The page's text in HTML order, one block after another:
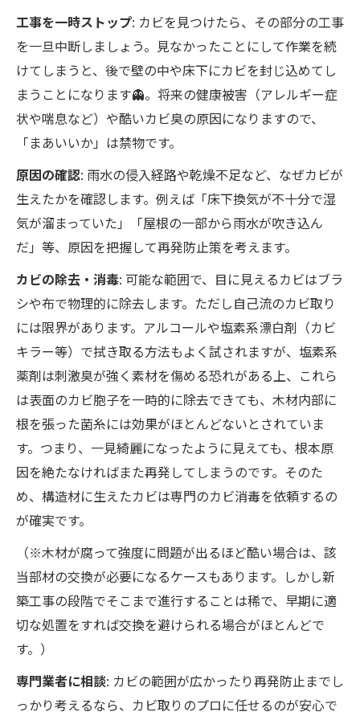
工事を一時ストップ: カビを見つけたら、その部分の工事
を一旦中断しましょう。見なかったことにして作業を続
けてしまうと、後で壁の中や床下にカビを封じ込めてし
まうことになります👻。将来の健康被害（アレルギー症
状や喘息など）や酷いカビ臭の原因になりますので、
「まあいいか」は禁物です。
原因の確認: 雨水の侵入経路や乾燥不足など、なぜカビが
生えたかを確認します。例えば「床下換気が不十分で湿
気が溜まっていた」「屋根の一部から雨水が吹き込ん
だ」等、原因を把握して再発防止策を考えます。
カビの除去・消毒: 可能な範囲で、目に見えるカビはブラ
シや布で物理的に除去します。ただし自己流のカビ取り
には限界があります。アルコールや塩素系漂白剤（カビ
キラー等）で拭き取る方法もよく試されますが、塩素系
薬剤は刺激臭が強く素材を傷める恐れがある上、これら
は表面のカビ胞子を一時的に除去できても、木材内部に
根を張った菌糸には効果がほとんどないとされていま
す。つまり、一見綺麗になったように見えても、根本原
因を絶たなければまた再発してしまうのです。そのた
め、構造材に生えたカビは専門のカビ消毒を依頼するの
が確実です。
（※木材が腐って強度に問題が出るほど酷い場合は、該
当部材の交換が必要になるケースもあります。しかし新
築工事の段階でそこまで進行することは稀で、早期に適
切な処置をすれば交換を避けられる場合がほとんどで
す。）
専門業者に相談: カビの範囲が広かったり再発防止までし
っかり考えるなら、カビ取りのプロに任せるのが安心で